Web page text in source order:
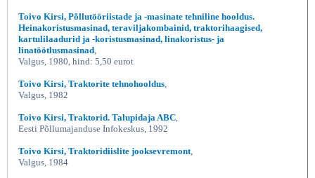
Toivo Kirsi, Põllutööriistade ja -masinate tehniline hooldus.
Heinakoristusmasinad, teraviljakombainid, traktorihaagised,
kartulilaadurid ja -koristusmasinad, linakoristus- ja
linatöötlusmasinad
Valgus, 1980, hind: 5,50 eurot
Toivo Kirsi, Traktorite tehnohooldus
Valgus, 1982
Toivo Kirsi, Traktorid. Talupidaja ABC
Eesti Põllumajanduse Infokeskus, 1992
Toivo Kirsi, Traktoridiislite jooksevremont
Valgus, 1984